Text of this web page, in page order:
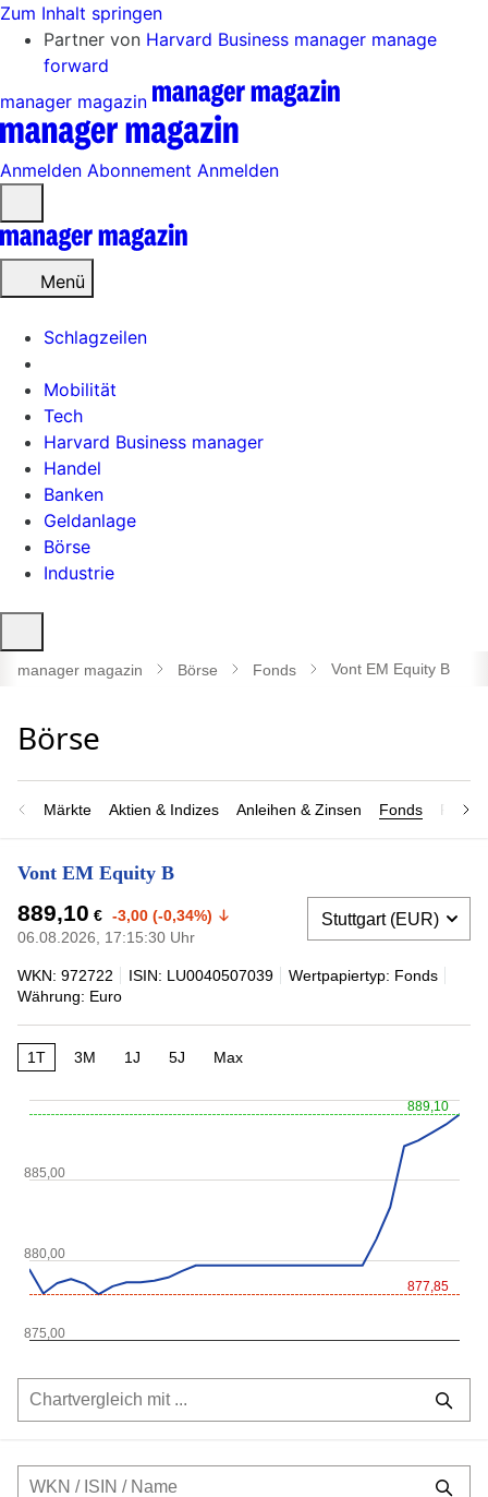
Zum Inhalt springen
Partner von Harvard Business manager manage
forward
manager magazin
Anmelden Abonnement Anmelden
öffnen
Menü
Schlagzeilen
Mobilität
Tech
Harvard Business manager
Handel
Banken
Geldanlage
Börse
Industrie
öffnen
manager magazin Börse Fonds Vont EM Equity B
Märkte Aktien & Indizes Anleihen & Zinsen Fonds
Vont EM Equity B
889,10 € -3,00 (-0,34%)
06.08.2026, 17:15:30 Uhr
WKN: 972722 ISIN: LU0040507039
Wertpapiertyp: Fonds
Währung: Euro
1T 3M 1J 5J Max
889,10
877,85
875,00
880,00
885,00